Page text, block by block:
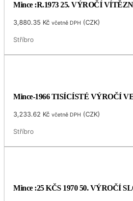
Mince :R.1973 25. VÝROČÍ
3,880.35 Kč včetně DPH (CZK)
Stříbro
Mince-1966 TISÍCÍSTÉ VÝROČÍ
3,233.62 Kč včetně DPH (CZK)
Stříbro
Mince :25 KČS 1970 50. VÝROČÍ